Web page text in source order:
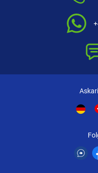
Geringer Memory-Effekt
reduzierte Verwicklungen
Technische Daten/
Anwendung
Als Hauptschnur für Spinn-